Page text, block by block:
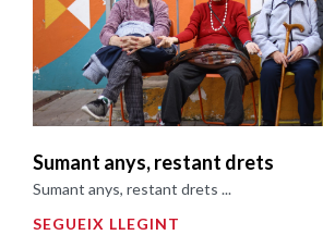
Sumant anys, restant drets
Sumant anys, restant drets ...
SEGUEIX LLEGINT